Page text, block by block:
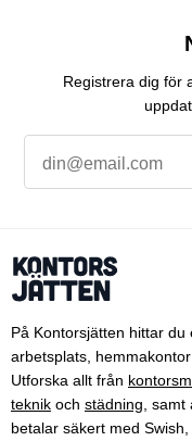
Registrera dig för
På Kontorsjätten hittar
arbetsplats,
Utforska allt från
teknik och städning ,
betalar säkert med